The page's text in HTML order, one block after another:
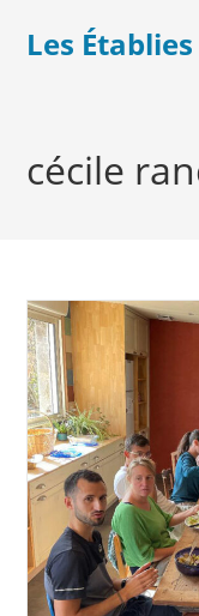
Les Établies
cécile